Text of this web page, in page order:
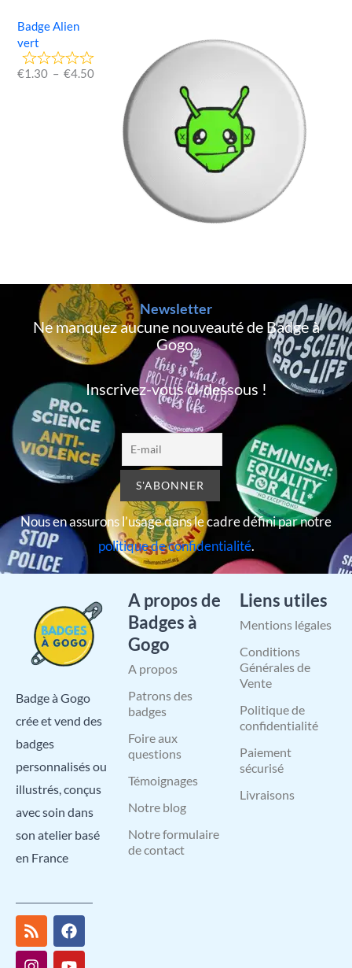
Badge Alien
vert
€1.30 – €4.50
Newsletter
Ne manquez aucune nouveauté de Badge à
Gogo,
Inscrivez-vous ci-dessous !
Nous en assurons l’usage dans le cadre défini par notre
politique de confidentialité.
Badge à Gogo
crée et vend des
badges
personnalisés ou
illustrés, conçus
avec soin dans
son atelier basé
en France
R
s
s
F
a
c
I
n
s
Y
o
u
X
-
t
P
i
n
L
i
n
A propos de
Badges à
Gogo
A propos
Patrons des
badges
Foire aux
questions
Témoignages
Notre blog
Notre formulaire
de contact
Liens utiles
Mentions légales
Conditions
Générales de
Vente
Politique de
confidentialité
Paiement
sécurisé
Livraisons